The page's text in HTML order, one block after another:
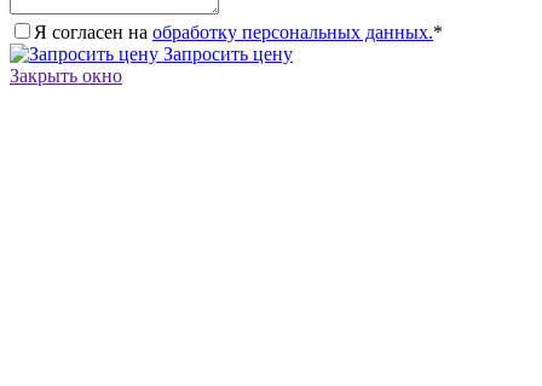
Я согласен на обработку персональных данных.*
Запросить цену
Закрыть окно